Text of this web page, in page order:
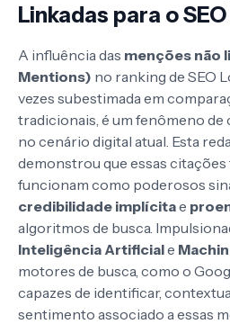
Linkadas para o
A influência das menções não
Mentions) no ranking de SEO
vezes subestimada em
tradicionais, é um fenômeno
no cenário digital atual. Esta
demonstrou que essas citações
funcionam como poderosos
credibilidade implícitae
algoritmos de busca.
Inteligência Artificiale
motores de busca, como o
capazes de identificar,
sentimento associado a essas